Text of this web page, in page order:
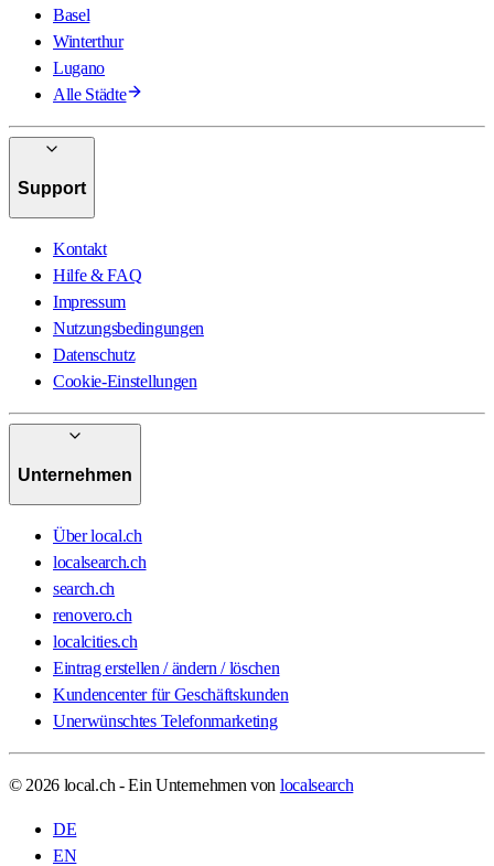
Basel
Winterthur
Lugano
Alle Städte
Support
Kontakt
Hilfe & FAQ
Impressum
Nutzungsbedingungen
Datenschutz
Cookie-Einstellungen
Unternehmen
Über local.ch
localsearch.ch
search.ch
renovero.ch
localcities.ch
Eintrag erstellen / ändern / löschen
Kundencenter für Geschäftskunden
Unerwünschtes Telefonmarketing
© 2026 local.ch - Ein Unternehmen von localsearch
DE
EN